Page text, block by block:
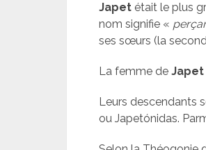
Japet était le plus
nom signifie «
ses sœurs (la
La femme de Japet
Leurs descendants
ou Japetónidas.